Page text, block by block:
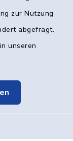
zur Nutzung
abgefragt.
unseren